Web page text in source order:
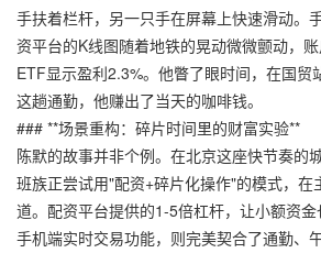
手扶着栏杆，另一只手在屏幕上快速滑动。
资平台的K线图随着地铁的晃动微微颤动，
ETF显示盈利2.3%。他瞥了眼时间，在国
这趟通勤，他赚出了当天的咖啡钱。
### **场景重构：碎片时间里的财富实验**
陈默的故事并非个例。在北京这座快节奏的
班族正尝试用"配资+碎片化操作"的模式，在
道。配资平台提供的1-5倍杠杆，让小额资
手机端实时交易功能，则完美契合了通勤、